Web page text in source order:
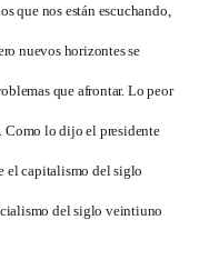
que nos están escuchando,
nuevos horizontes se
que afrontar. Lo peor
Como lo dijo el presidente
el capitalismo del siglo
del siglo veintiuno